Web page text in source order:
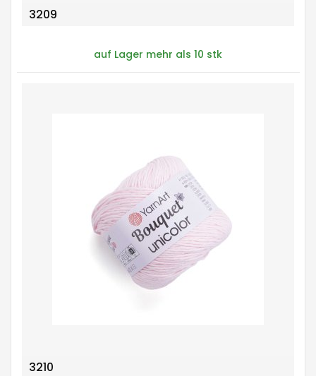
3209
auf Lager mehr als 10 stk
3210